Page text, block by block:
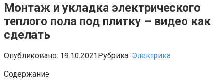
Монтаж и укладка электрического
теплого пола под плитку – видео как
сделать
Опубликовано: 19.10.2021Рубрика: Электрика
Содержание